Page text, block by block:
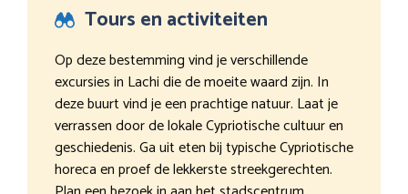
Tours en activiteiten
Op deze bestemming vind je verschillende
excursies in Lachi die de moeite waard zijn. In
deze buurt vind je een prachtige natuur. Laat je
verrassen door de lokale Cypriotische cultuur en
geschiedenis. Ga uit eten bij typische Cypriotische
horeca en proef de lekkerste streekgerechten.